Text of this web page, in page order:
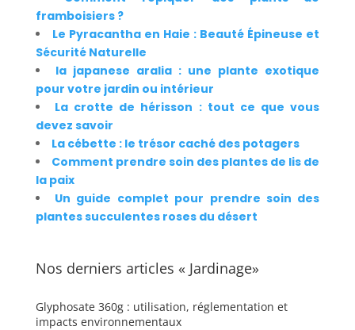
framboisiers ?
Le Pyracantha en Haie : Beauté Épineuse et
Sécurité Naturelle
la japanese aralia : une plante exotique
pour votre jardin ou intérieur
La crotte de hérisson : tout ce que vous
devez savoir
La cébette : le trésor caché des potagers
Comment prendre soin des plantes de lis de
la paix
Un guide complet pour prendre soin des
plantes succulentes roses du désert
Nos derniers articles « Jardinage»
Glyphosate 360g : utilisation, réglementation et
impacts environnementaux